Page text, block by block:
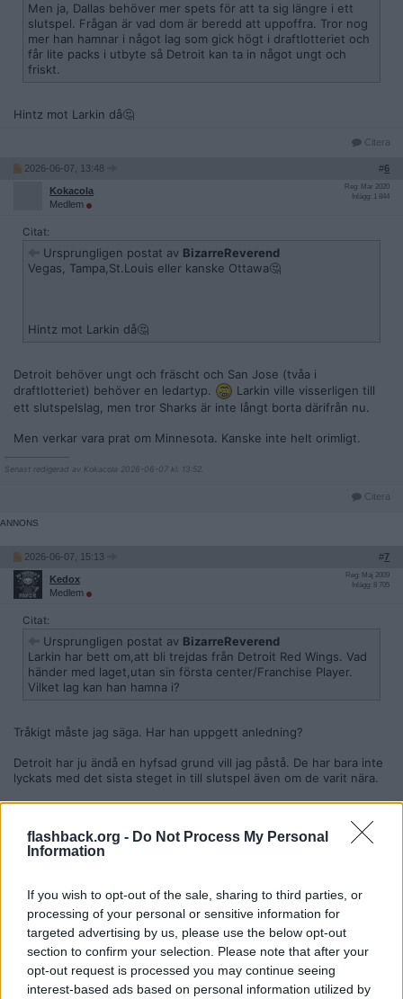
flashback.org - Do Not Process My Personal
Information
If you wish to opt-out of the sale, sharing to third parties, or
processing of your personal or sensitive information for
targeted advertising by us, please use the below opt-out
section to confirm your selection. Please note that after your
opt-out request is processed you may continue seeing
interest-based ads based on personal information utilized by
Men ja, Dallas behöver mer spets för att ta sig längre i ett
slutspel. Frågan är vad dom är beredd att uppoffra. Tror nog
mer han hamnar i något lag som gick högt i draftlotteriet och
får lite packs i utbyte så Detroit kan ta in något ungt och
friskt.
Hintz mot Larkin då🤔
Citera
2026-06-07, 13:48 #6
Kokacola
Medlem
Reg: Mar 2020
Inlägg: 1 844
Citat:
Ursprungligen postat av BizarreReverend
Vegas, Tampa,St.Louis eller kanske Ottawa🤔
Hintz mot Larkin då🤔
Detroit behöver ungt och fräscht och San Jose (tvåa i
draftlotteriet) behöver en ledartyp.
Larkin ville visserligen till
ett slutspelslag, men tror Sharks är inte långt borta därifrån nu.
Men verkar vara prat om Minnesota. Kanske inte helt orimligt.
Senast redigerad av Kokacola 2026-06-07 kl. 13:52.
Citera
2026-06-07, 15:13 #7
Kedox
Medlem
Reg: Maj 2009
Inlägg: 8 705
Citat:
Ursprungligen postat av BizarreReverend
Larkin har bett om,att bli trejdas från Detroit Red Wings. Vad
händer med laget,utan sin första center/Franchise Player.
Vilket lag kan han hamna i?
Tråkigt måste jag säga. Har han uppgett anledning?
Detroit har ju ändå en hyfsad grund vill jag påstå. De har bara inte
lyckats med det sista steget in till slutspel även om de varit nära.
Ett förstapar bestående Seider-Edvinsson är bättre än vad de
flesta lag har och de är båda unga så kan bli riktigt jobbiga att
springa på i framtiden.
Detroit då han är väldigt viktig för dem.
2026-06-07, 15:22
Kedox
Medlem